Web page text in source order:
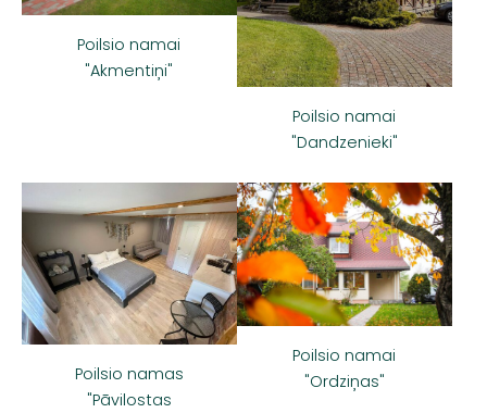
Poilsio namai
"Akmentiņi"
Poilsio namai
"Dandzenieki"
Poilsio namas
"Pāvilostas
Poilsio namai
"Ordziņas"